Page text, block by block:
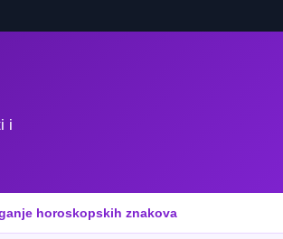
i
horoskopskih znakova